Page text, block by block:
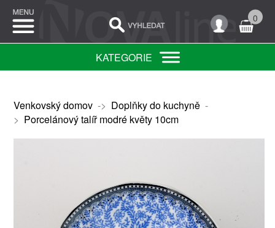
0
KATEGORIE
Venkovský domov-> Doplňky do kuchyně-
> Porcelánový talíř modré květy 10cm